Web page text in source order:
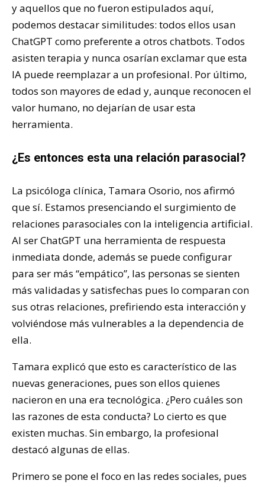
y aquellos que no fueron estipulados aquí,
podemos destacar similitudes: todos ellos usan
ChatGPT como preferente a otros chatbots. Todos
asisten terapia y nunca osarían exclamar que esta
IA puede reemplazar a un profesional. Por último,
todos son mayores de edad y, aunque reconocen el
valor humano, no dejarían de usar esta
herramienta.
¿Es entonces esta una relación parasocial?
La psicóloga clínica, Tamara Osorio, nos afirmó
que sí. Estamos presenciando el surgimiento de
relaciones parasociales con la inteligencia artificial.
Al ser ChatGPT una herramienta de respuesta
inmediata donde, además se puede configurar
para ser más “empático”, las personas se sienten
más validadas y satisfechas pues lo comparan con
sus otras relaciones, prefiriendo esta interacción y
volviéndose más vulnerables a la dependencia de
ella.
Tamara explicó que esto es característico de las
nuevas generaciones, pues son ellos quienes
nacieron en una era tecnológica. ¿Pero cuáles son
las razones de esta conducta? Lo cierto es que
existen muchas. Sin embargo, la profesional
destacó algunas de ellas.
Primero se pone el foco en las redes sociales, pues